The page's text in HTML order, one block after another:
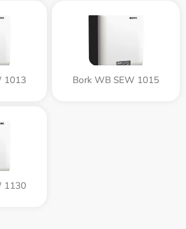
1013 Bork WB SEW 1015
1130